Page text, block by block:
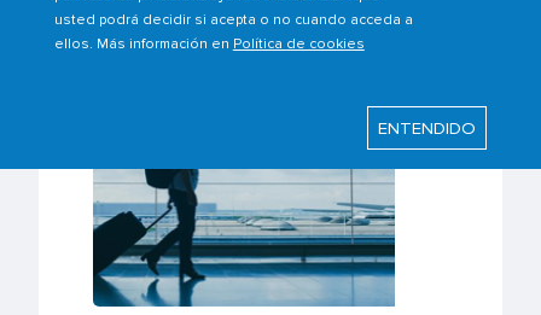
usted podrá decidir si acepta o no cuando acceda a
ellos. Más información en Política de cookies
ENTENDIDO
a
la